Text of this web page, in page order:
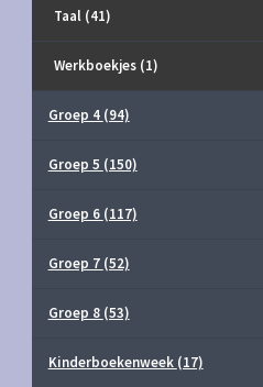
Taal (41)
Werkboekjes (1)
Groep 4 (94)
Groep 5 (150)
Groep 6 (117)
Groep 7 (52)
Groep 8 (53)
Kinderboekenweek (17)